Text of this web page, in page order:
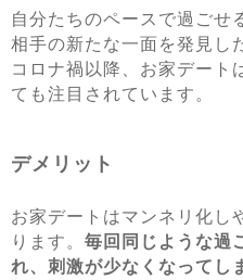
自分たちのペースで過ごせ
相手の新たな一面を発見し
コロナ禍以降、お家デート
ても注目されています。
デメリット
お家デートはマンネリ化し
ります。 毎回同じような過
れ、刺激が少なくなってし